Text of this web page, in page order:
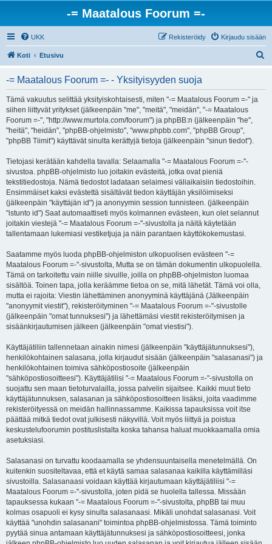
-= Maatalous Foorum =-
UKK Kirjaudu sisään
Rekisteröidy
Koti Etusivu
-= Maatalous Foorum =- - Yksityisyyden suoja
Tämä vakuutus selittää yksityiskohtaisesti, miten "-= Maatalous Foorum =-" ja
siihen liittyvät yritykset (jälkeenpäin "me", "meitä", "meidän", "-= Maatalous
Foorum =-", "http://www.murtola.com/foorum") ja phpBB:n (jälkeenpäin "he",
"heitä", "heidän", "phpBB-ohjelmisto", "www.phpbb.com", "phpBB Group",
"phpBB Tiimit") käyttävät sinulta kerättyjä tietoja (jälkeenpäin "sinun tiedot").
Tietojasi kerätään kahdella tavalla: Selaamalla "-= Maatalous Foorum =-"-
sivustoa. phpBB-ohjelmisto luo joitakin evästeitä, jotka ovat pieniä
tekstitiedostoja. Nämä tiedostot ladataan selaimesi väliaikaisiin tiedostoihin.
Ensimmäiset kaksi evästettä sisältävät tiedon käyttäjän yksilöimiseksi
(jälkeenpäin "käyttäjän id") ja anonyymin session tunnisteen. (jälkeenpäin
"istunto id") Saat automaattiseti myös kolmannen evästeen, kun olet selannut
joitakin viestejä "-= Maatalous Foorum =-"-sivustolla ja näitä käytetään
tallentamaan lukemiasi vestiketjuja ja näin parantaen käyttökokemustasi.
Saatamme myös luoda phpBB-ohjelmiston ulkopuolisen evästeen "-=
Maatalous Foorum =-"-sivustolta, Mutta se on tämän dokumentin ulkopuolella.
Tämä on tarkoitettu vain niille sivuille, joilla on phpBB-ohjelmiston luomaa
sisältöä. Toinen tapa, jolla keräämme tietoa on se, mitä lähetät. Tämä voi olla,
mutta ei rajoita: Viestin lähettäminen anonyyminä käyttäjänä (Jälkeenpäin
"anonyymit viestit"), rekisteröityminen "-= Maatalous Foorum =-"-sivustolle
(jälkeenpäin "omat tunnuksesi") ja lähettämäsi viestit rekisteröitymisen ja
sisäänkirjautumisen jälkeen (jälkeenpäin "omat viestisi").
Käyttäjätiliin tallennetaan ainakin nimesi (jälkeenpäin "käyttäjätunnuksesi"),
henkilökohtainen salasana, jolla kirjaudut sisään (jälkeenpäin "salasanasi") ja
henkilökohtainen toimiva sähköpostiosoite (jälkeenpäin
"sähköpostiosoitteesi"). Käyttäjätilisi "-= Maatalous Foorum =-"-sivustolla on
suojattu sen maan tietoturvalailla, jossa palvelin sijaitsee. Kaikki muut tieto
käyttäjätunnuksen, salasanan ja sähköpostiosoitteen lisäksi, joita vaadimme
rekisteröityessä on meidän hallinnassamme. Kaikissa tapauksissa voit itse
päättää mitkä tiedot ovat julkisesti näkyvillä. Voit myös liittyä ja poistua
keskustelufoorumin postituslistalta koska tahansa haluat muokkaamalla omia
asetuksiasi.
Salasanasi on turvattu koodaamalla se yhdensuuntaisella menetelmällä. On
kuitenkin suositeltavaa, että et käytä samaa salasanaa kaikilla käyttämilläsi
sivustoilla. Salasanaasi voidaan käyttää kirjautumaan käyttäjätiliisi "-=
Maatalous Foorum =-"-sivustolla, joten pidä se huolella tallessa. Missään
tapauksessa kukaan "-= Maatalous Foorum =-"-sivustolta, phpBB tai muu
kolmas osapuoli ei kysy sinulta salasanaasi. Mikäli unohdat salasanasi. Voit
käyttää "unohdin salasanani" toimintoa phpBB-ohjelmistossa. Tämä toiminto
pyytää sinua antamaan käyttäjätunnuksesi ja sähköpostiosoitteesi, jonka